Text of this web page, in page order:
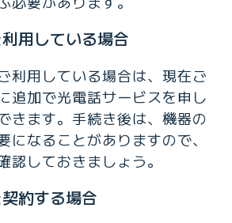
用している場合
利用している場合は、現在ご
追加で光電話サービスを申し
きます。手続き後は、機器の
になることがありますので、
認しておきましょう。
約する場合